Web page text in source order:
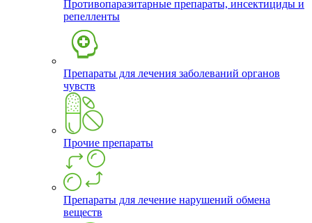
Противопаразитарные препараты, инсектициды и
репелленты
Препараты для лечения заболеваний органов
чувств
Прочие препараты
Препараты для лечение нарушений обмена
веществ